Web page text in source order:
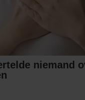
niemand